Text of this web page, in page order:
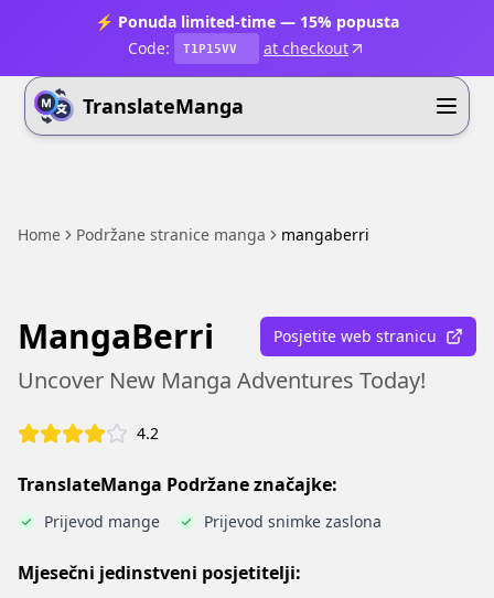
⚡ Ponuda limited-time — 15% popusta
Code:
T1P15VV at checkout
TranslateManga
Home Podržane stranice manga mangaberri
MangaBerri Posjetite web stranicu
Uncover New Manga Adventures Today!
4.2
TranslateManga Podržane značajke:
Prijevod mange Prijevod snimke zaslona
Mjesečni jedinstveni posjetitelji: